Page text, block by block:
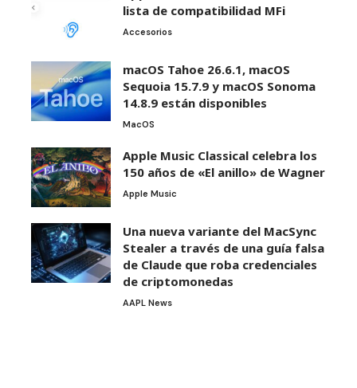
lista de compatibilidad MFi
Accesorios
macOS Tahoe 26.6.1, macOS
Sequoia 15.7.9 y macOS Sonoma
14.8.9 están disponibles
MacOS
Apple Music Classical celebra los
150 años de «El anillo» de Wagner
Apple Music
Una nueva variante del MacSync
Stealer a través de una guía falsa
de Claude que roba credenciales
de criptomonedas
AAPL News